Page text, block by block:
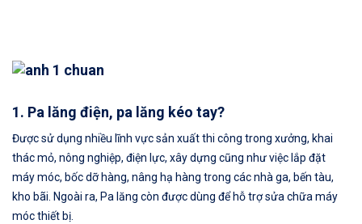
1. Pa lăng điện, pa lăng kéo tay?
Được sử dụng nhiều lĩnh vực sản xuất thi công trong xưởng, khai
thác mỏ, nông nghiệp, điện lực, xây dựng cũng như việc lắp đặt
máy móc, bốc dỡ hàng, nâng hạ hàng trong các nhà ga, bến tàu,
kho bãi. Ngoài ra, Pa lăng còn được dùng để hỗ trợ sửa chữa máy
móc thiết bị.